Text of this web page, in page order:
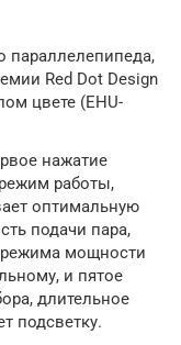
параллелепипеда,
Red Dot Design
цвете (EHU-
нажатие
работы,
оптимальную
подачи пара,
мощности
и пятое
длительное
подсветку.